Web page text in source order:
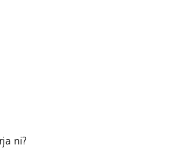
ni?